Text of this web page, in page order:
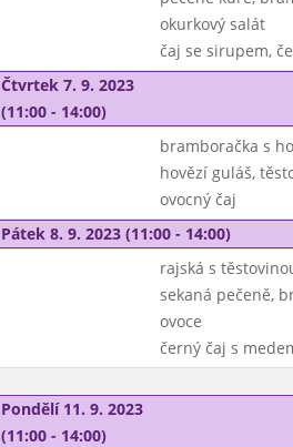
okurkový salát
čaj se sirupem,
Čtvrtek 7. 9. 2023
(11:00 - 14:00)
bramboračka s
hovězí guláš,
ovocný čaj
Pátek 8. 9. 2023 (11:00 - 14:00)
rajská s
sekaná pečeně,
ovoce
černý čaj s
Pondělí 11. 9. 2023
(11:00 - 14:00)